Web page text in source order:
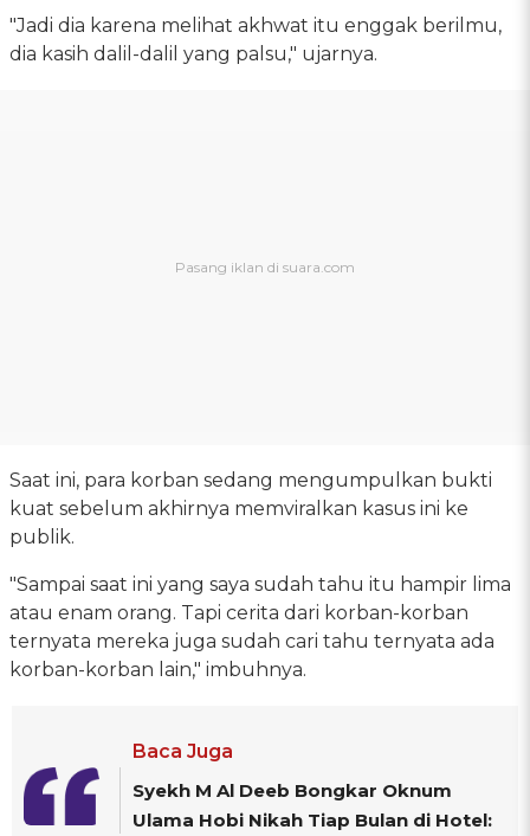
"Jadi dia karena melihat akhwat itu enggak berilmu,
dia kasih dalil-dalil yang palsu," ujarnya.
Saat ini, para korban sedang mengumpulkan bukti
kuat sebelum akhirnya memviralkan kasus ini ke
publik.
"Sampai saat ini yang saya sudah tahu itu hampir lima
atau enam orang. Tapi cerita dari korban-korban
ternyata mereka juga sudah cari tahu ternyata ada
korban-korban lain," imbuhnya.
Baca Juga
Syekh M Al Deeb Bongkar Oknum
Ulama Hobi Nikah Tiap Bulan di Hotel: